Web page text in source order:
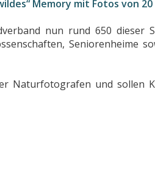
Memory mit Fotos von
nun rund 650 dieser
Seniorenheime
Naturfotografen und sollen